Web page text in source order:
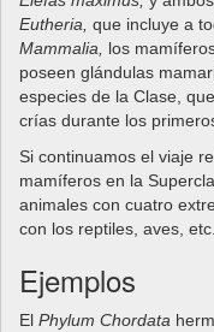
Eutheria, que incluye a
Mammalia, los
poseen glándulas
especies de la Clase,
crías durante los
Si continuamos el viaje
mamíferos en la
animales con cuatro
con los reptiles, aves, etc.
Ejemplos
El Phylum Chordata